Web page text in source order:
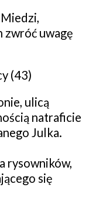
zwróć uwagę
ulicą
natraficie
Julka.
rysowników,
się